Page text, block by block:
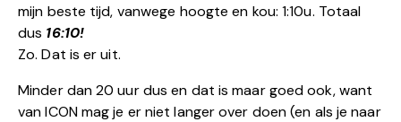
mijn beste tijd, vanwege hoogte en kou: 1:10u. Totaal
dus 16:10!
Zo. Dat is er uit.
Minder dan 20 uur dus en dat is maar goed ook, want
van ICON mag je er niet langer over doen (en als je naar